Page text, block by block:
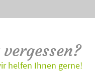
helfen Ihnen gerne!